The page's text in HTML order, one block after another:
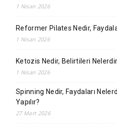
1 Nisan 2026
Reformer Pilates Nedir,
1 Nisan 2026
Ketozis Nedir, Belirtileri
1 Nisan 2026
Spinning Nedir, Faydaları
Yapılır?
27 Mart 2026